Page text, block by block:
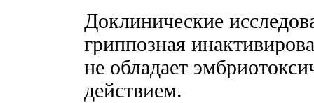
Доклинические
гриппозная
не обладает
действием.